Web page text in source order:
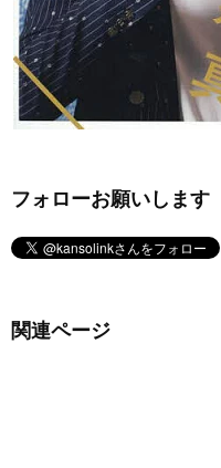
フォローお願いします
関連ページ